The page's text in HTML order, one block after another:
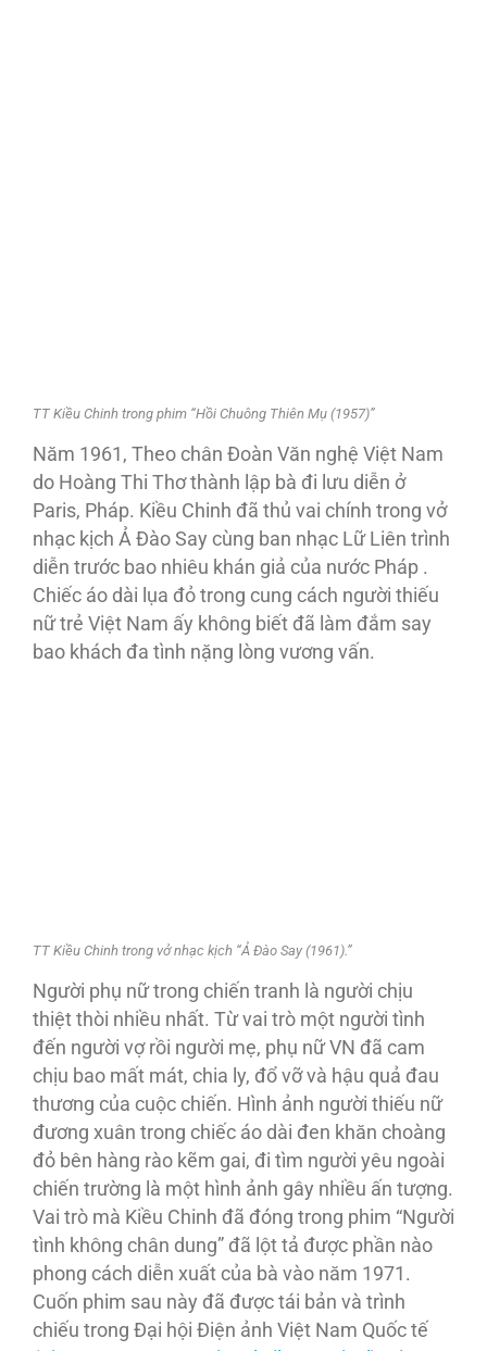
TT Kiều Chinh trong phim “Hồi Chuông Thiên Mụ (1957)”
Năm 1961, Theo chân Đoàn Văn nghệ Việt Nam
do Hoàng Thi Thơ thành lập bà đi lưu diễn ở
Paris, Pháp. Kiều Chinh đã thủ vai chính trong vở
nhạc kịch Ả Đào Say cùng ban nhạc Lữ Liên trình
diễn trước bao nhiêu khán giả của nước Pháp .
Chiếc áo dài lụa đỏ trong cung cách người thiếu
nữ trẻ Việt Nam ấy không biết đã làm đắm say
bao khách đa tình nặng lòng vương vấn.
TT Kiều Chinh trong vở nhạc kịch “Ả Đào Say (1961).”
Người phụ nữ trong chiến tranh là người chịu
thiệt thòi nhiều nhất. Từ vai trò một người tình
đến người vợ rồi người mẹ, phụ nữ VN đã cam
chịu bao mất mát, chia ly, đổ vỡ và hậu quả đau
thương của cuộc chiến. Hình ảnh người thiếu nữ
đương xuân trong chiếc áo dài đen khăn choàng
đỏ bên hàng rào kẽm gai, đi tìm người yêu ngoài
chiến trường là một hình ảnh gây nhiều ấn tượng.
Vai trò mà Kiều Chinh đã đóng trong phim “Người
tình không chân dung” đã lột tả được phần nào
phong cách diễn xuất của bà vào năm 1971.
Cuốn phim sau này đã được tái bản và trình
chiếu trong Đại hội Điện ảnh Việt Nam Quốc tế